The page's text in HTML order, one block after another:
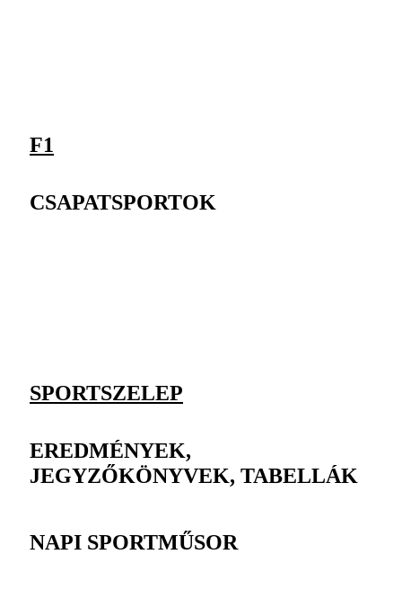
F1
CSAPATSPORTOK
SPORTSZELEP
EREDMÉNYEK,
JEGYZŐKÖNYVEK, TABELLÁK
NAPI SPORTMŰSOR